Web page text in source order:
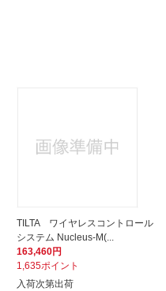
TILTA ワイヤレスコントロール
システム Nucleus-M(...
163,460円
1,635ポイント
入荷次第出荷